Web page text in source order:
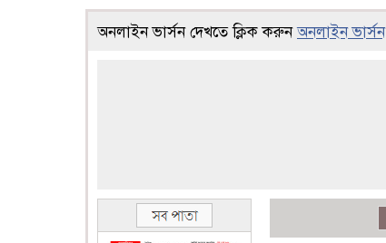
অনলাইন ভার্সন দেখতে ক্লিক করুনঅনলাইন ভার্সন